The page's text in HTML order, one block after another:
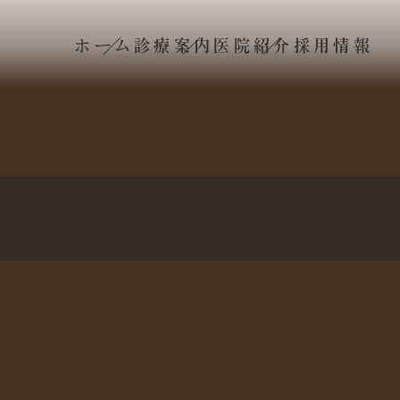
ホーム 診療案内 医院紹介 採用情報